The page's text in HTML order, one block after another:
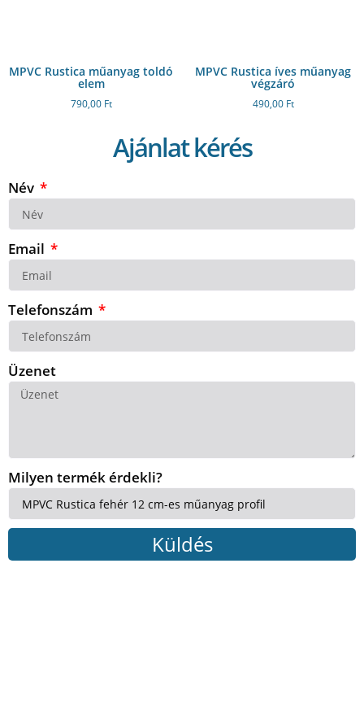
MPVC Rustica műanyag toldó
elem
790,00 Ft
MPVC Rustica íves műanyag
végzáró
490,00 Ft
Ajánlat kérés
Név
Email
Telefonszám
Üzenet
Milyen termék érdekli?
Küldés